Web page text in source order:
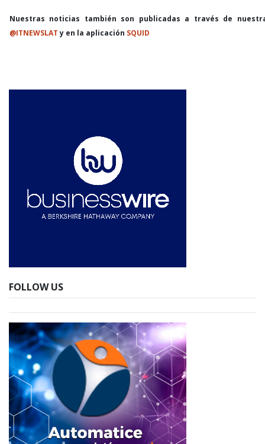
Nuestras noticias también son publicadas a través de
@ITNEWSLATy en la aplicación SQUID
FOLLOW US